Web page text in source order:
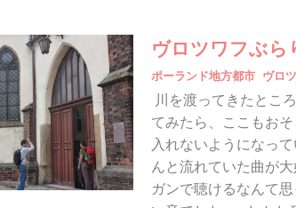
ヴロツワフぶら
ポーランド地方都市 ヴロ
川を渡ってきたとこ
てみたら、ここもお
入れないようになっ
んと流れていた曲が
ガンで聴けるなんて